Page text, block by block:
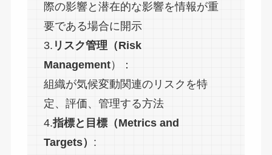
際の影響と潜在的な影響を情報が重
要である場合に開示
3. リスク管理（Risk
Management）：
組織が気候変動関連のリスクを特
定、評価、管理する方法
4.指標と目標（Metrics and
Targets） :